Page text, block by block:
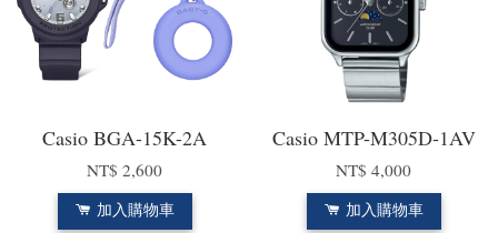
Casio BGA-15K-2A
NT$ 2,600
加入購物車
Casio MTP-M305D-1AV
NT$ 4,000
加入購物車